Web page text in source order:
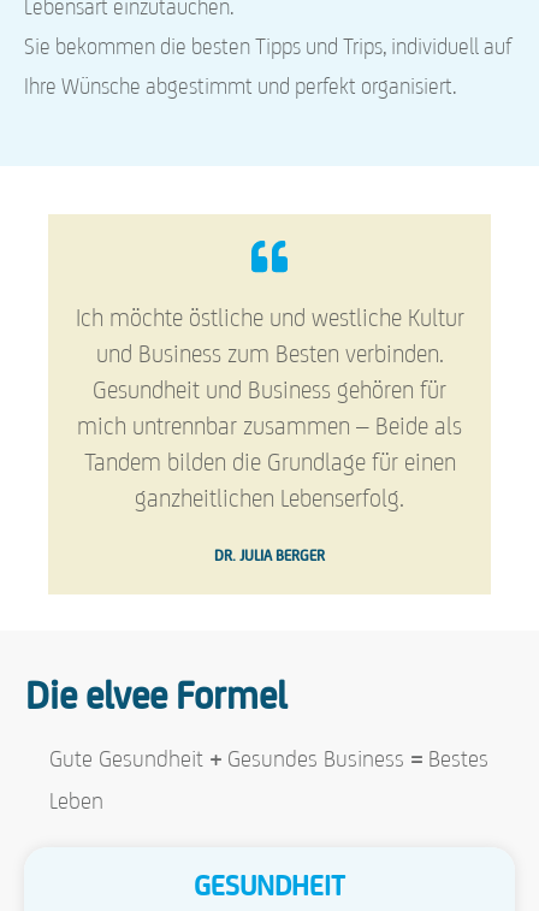
Lebensart einzutauchen.
Sie bekommen die besten Tipps und Trips, individuell auf
Ihre Wünsche abgestimmt und perfekt organisiert.
Ich möchte östliche und westliche Kultur
und Business zum Besten verbinden.
Gesundheit und Business gehören für
mich untrennbar zusammen – Beide als
Tandem bilden die Grundlage für einen
ganzheitlichen Lebenserfolg.
DR. JULIA BERGER
Die elvee Formel
Gute Gesundheit + Gesundes Business = Bestes
Leben
GESUNDHEIT